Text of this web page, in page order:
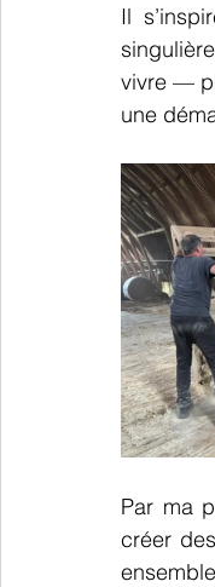
Il
vivre —
une
Par ma
créer